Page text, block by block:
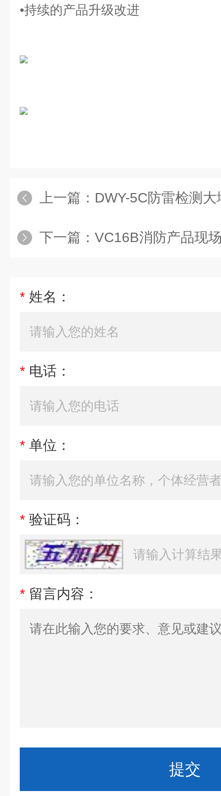
•持续的产品升级改进
上一篇： DWY-5C防雷检测大地网测
下一篇： VC16B消防产品现场检
* 姓名：
* 电话：
* 单位：
* 验证码：
* 留言内容：